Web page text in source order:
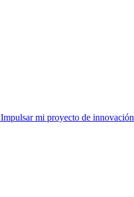
Impulsar mi proyecto de innovación